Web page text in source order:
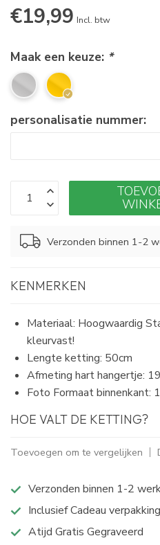
€19,99 Incl. btw
Maak een keuze: *
personalisatie nummer:
Verzonden binnen 1-2
KENMERKEN
Materiaal: Hoogwaardig
kleurvast!
Lengte ketting: 50cm
Afmeting hart hangertje:
Foto Formaat binnenkant:
HOE VALT DE KETTING?
Toevoegen om te vergelijken
Verzonden binnen 1-2
Inclusief Cadeau verpakking
Atijd Gratis Gegraveerd